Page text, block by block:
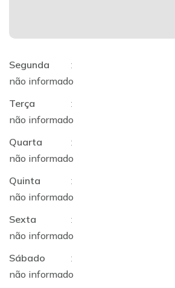
Segunda
:
não informado
Terça
:
não informado
Quarta
:
não informado
Quinta
:
não informado
Sexta
:
não informado
Sábado
:
não informado